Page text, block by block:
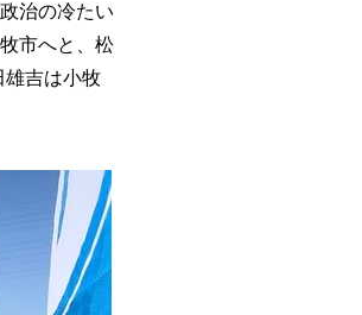
治の冷たい
市へと、松
雄吉は小牧